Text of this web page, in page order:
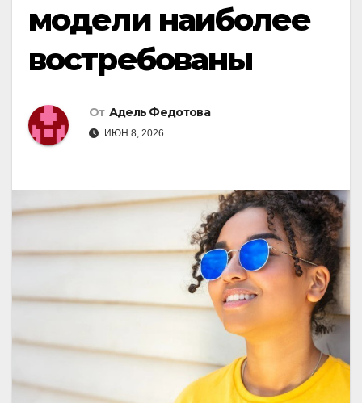
модели наиболее
востребованы
От Адель Федотова
ИЮН 8, 2026